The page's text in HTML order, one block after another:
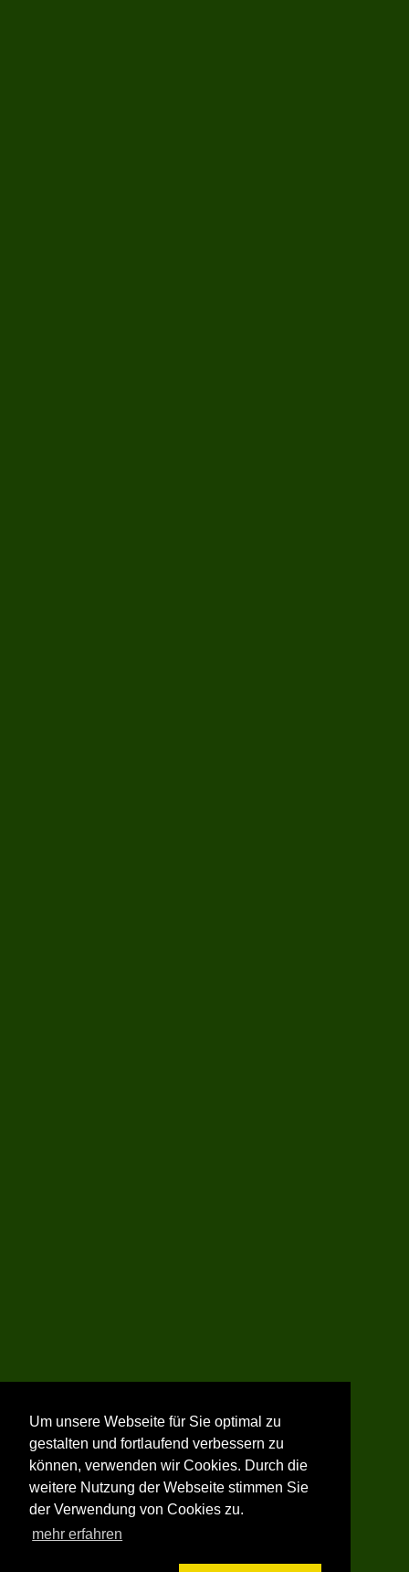
Um unsere Webseite für Sie optimal zu
gestalten und fortlaufend verbessern zu
können, verwenden wir Cookies. Durch die
weitere Nutzung der Webseite stimmen Sie
der Verwendung von Cookies zu.
mehr erfahren